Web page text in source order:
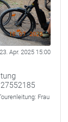
Apr. 2025 15:00
Frau